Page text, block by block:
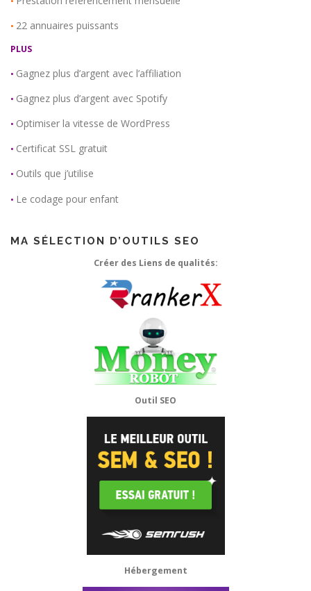
• 22 annuaires puissants
PLUS
• Gagnez plus d’argent avec l’affiliation
• Gagnez plus d’argent avec Spotify
• Optimiser la vitesse de WordPress
• Certificat SSL gratuit
• Outils que j’utilise
• Le codage pour enfant
MA SÉLECTION D’OUTILS SEO
Créer des Liens de qualités:
Outil SEO
Hébergement